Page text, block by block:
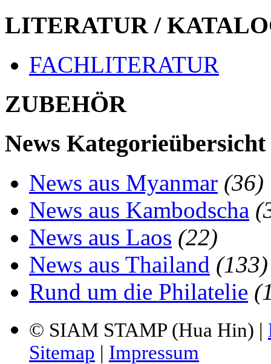
LITERATUR /
FACHLITERATUR
ZUBEHÖR
News Kategorieübersicht
News aus Myanmar (36)
News aus Kambodscha
News aus Laos (22)
News aus Thailand (133)
Rund um die Philatelie
© SIAM STAMP (Hua Hin) |
Sitemap | Impressum